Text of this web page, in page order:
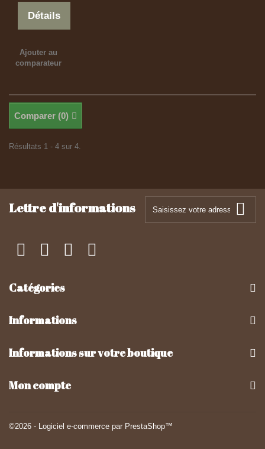
Détails
Ajouter au
comparateur
Comparer (0)
Résultats 1 - 4 sur 4.
Lettre d'informations
Catégories
Informations
©2026 - Logiciel e-commerce par PrestaShop™
Informations sur votre boutique
Mon compte